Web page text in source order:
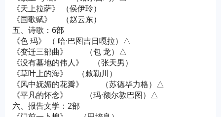
《天上拉萨》 （侯伊玲）
《国歌赋》 （赵云东）
五、诗歌：6部
《色 玛》 （ 哈·巴图吉日嘎拉）△
《变迁三部曲》 （包 龙）△
《没有墓地的伟人》 （张天男）
《草叶上的海》 （敕勒川）
《风中妩媚的花瓣》 （苏德毕力格）△
《平凡的怀念》 （玛·额尔敦巴图）△
六、报告文学：2部